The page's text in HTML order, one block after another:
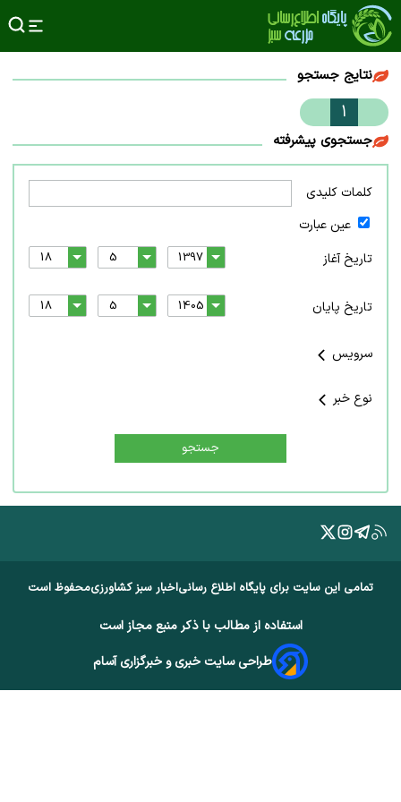
نتایج جستجو
1
جستجوی پیشرفته
کلمات کلیدی
عین عبارت
تاریخ آغاز
تاریخ پایان
سرویس
نوع خبر
جستجو
تمامی این سایت برای پایگاه اطلاع رسانیاخبار سبز کشاورزیمحفوظ است
استفاده از مطالب با ذکر منبع مجاز است
طراحی سایت خبری و خبرگزاری آسام